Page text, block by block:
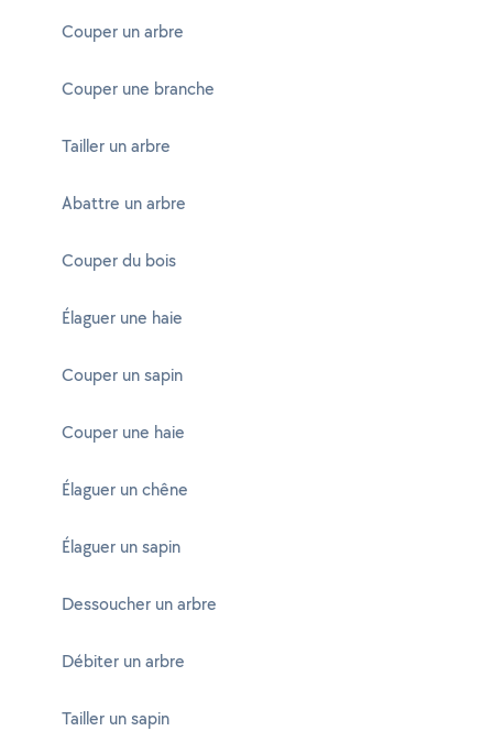
Couper un arbre
Couper une branche
Tailler un arbre
Abattre un arbre
Couper du bois
Élaguer une haie
Couper un sapin
Couper une haie
Élaguer un chêne
Élaguer un sapin
Dessoucher un arbre
Débiter un arbre
Tailler un sapin